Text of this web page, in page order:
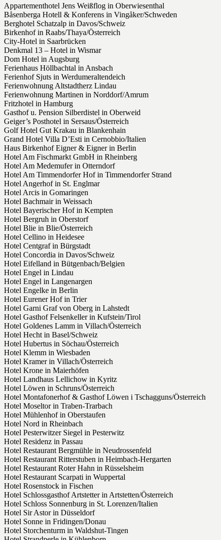
Appartementhotel Jens Weißflog in Oberwiesenthal
Båsenberga Hotell & Konferens in Vingåker/Schweden
Berghotel Schatzalp in Davos/Schweiz
Birkenhof in Raabs/Thaya/Österreich
City-Hotel in Saarbrücken
Denkmal 13 – Hotel in Wismar
Dom Hotel in Augsburg
Ferienhaus Höllbachtal in Ansbach
Ferienhof Sjuts in Werdumeraltendeich
Ferienwohnung Altstadtherz Lindau
Ferienwohnung Martinen in Norddorf/Amrum
Fritzhotel in Hamburg
Gasthof u. Pension Silberdistel in Oberweid
Geiger’s Posthotel in Sersaus/Österreich
Golf Hotel Gut Krakau in Blankenhain
Grand Hotel Villa D’Esti in Cernobbio/Italien
Haus Birkenhof Eigner & Eigner in Berlin
Hotel Am Fischmarkt GmbH in Rheinberg
Hotel Am Medemufer in Otterndorf
Hotel Am Timmendorfer Hof in Timmendorfer Strand
Hotel Angerhof in St. Englmar
Hotel Arcis in Gomaringen
Hotel Bachmair in Weissach
Hotel Bayerischer Hof in Kempten
Hotel Bergruh in Oberstorf
Hotel Blie in Blie/Österreich
Hotel Cellino in Heidesee
Hotel Centgraf in Bürgstadt
Hotel Concordia in Davos/Schweiz
Hotel Eifelland in Bütgenbach/Belgien
Hotel Engel in Lindau
Hotel Engel in Langenargen
Hotel Engelke in Berlin
Hotel Eurener Hof in Trier
Hotel Garni Graf von Oberg in Lahstedt
Hotel Gasthof Felsenkeller in Kufstein/Tirol
Hotel Goldenes Lamm in Villach/Österreich
Hotel Hecht in Basel/Schweiz
Hotel Hubertus in Söchau/Österreich
Hotel Klemm in Wiesbaden
Hotel Kramer in Villach/Österreich
Hotel Krone in Maierhöfen
Hotel Landhaus Lellichow in Kyritz
Hotel Löwen in Schruns/Österreich
Hotel Montafonerhof & Gasthof Löwen i Tschagguns/Österreich
Hotel Moseltor in Traben-Trarbach
Hotel Mühlenhof in Oberstaufen
Hotel Nord in Rheinbach
Hotel Pesterwitzer Siegel in Pesterwitz
Hotel Residenz in Passau
Hotel Restaurant Bergmühle in Neudrossenfeld
Hotel Restaurant Ritterstuben in Heimbach-Hergarten
Hotel Restaurant Roter Hahn in Rüsselsheim
Hotel Restaurant Scarpati in Wuppertal
Hotel Rosenstock in Fischen
Hotel Schlossgasthof Artstetter in Artstetten/Österreich
Hotel Schloss Sonnenburg in St. Lorenzen/Italien
Hotel Sir Astor in Düsseldorf
Hotel Sonne in Fridingen/Donau
Hotel Storchenturm in Waldshut-Tingen